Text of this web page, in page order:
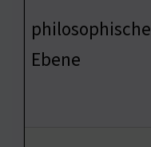
philosophische
Ebene